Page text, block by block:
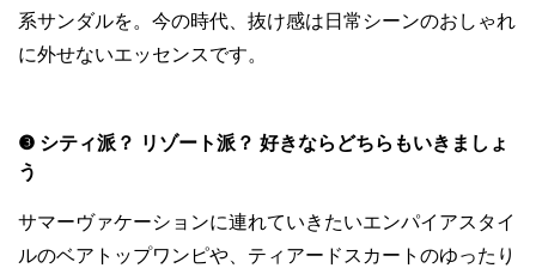
系サンダルを。今の時代、抜け感は日常シーンのおしゃれ
に外せないエッセンスです。
❸ シティ派？ リゾート派？ 好きならどちらもいきましょ
う
サマーヴァケーションに連れていきたいエンパイアスタイ
ルのベアトップワンピや、ティアードスカートのゆったり